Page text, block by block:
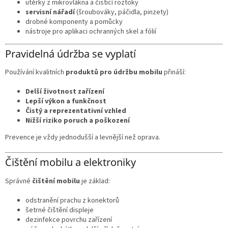
utěrky z mikrovlákna a čisticí roztoky
servisní nářadí(šroubováky, páčidla, pinzety)
drobné komponenty a pomůcky
nástroje pro aplikaci ochranných skel a fólií
Pravidelná údržba se vyplatí
Používání kvalitních produktů pro údržbu mobilu přináší:
Delší životnost zařízení
Lepší výkon a funkčnost
Čistý a reprezentativní vzhled
Nižší riziko poruch a poškození
Prevence je vždy jednodušší a levnější než oprava.
Čištění mobilu a elektroniky
Správné čištění mobilu je základ:
odstranění prachu z konektorů
šetrné čištění displeje
dezinfekce povrchu zařízení